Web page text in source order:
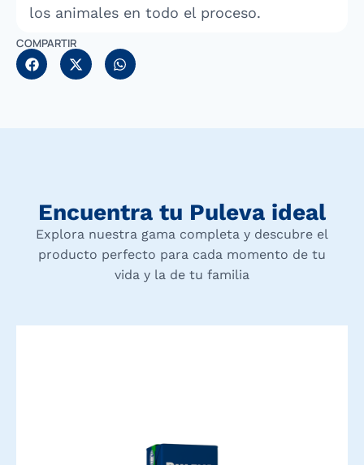
los animales en todo el proceso.
COMPARTIR
Encuentra tu Puleva ideal
Explora nuestra gama completa y descubre el
producto perfecto para cada momento de tu
vida y la de tu familia